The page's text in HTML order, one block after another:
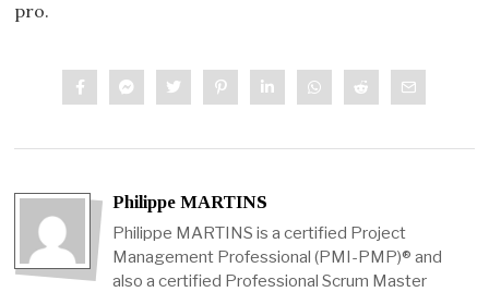
pro.
Philippe MARTINS
Philippe MARTINS is a certified Project
Management Professional (PMI-PMP)® and
also a certified Professional Scrum Master